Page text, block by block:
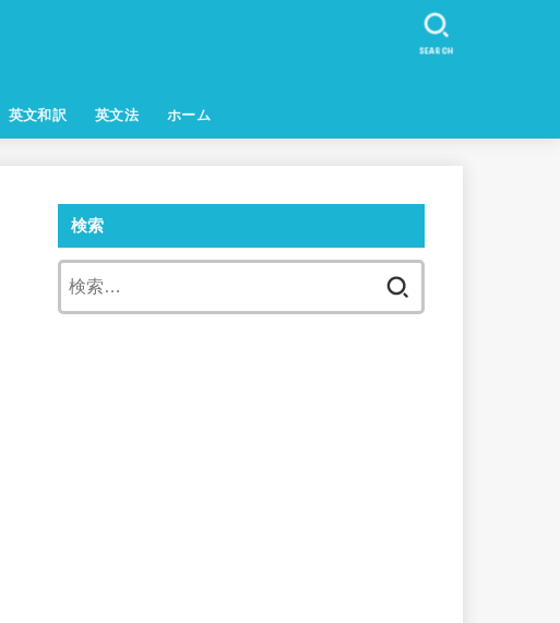
英文和訳 英文法 ホーム
SEARCH
検索